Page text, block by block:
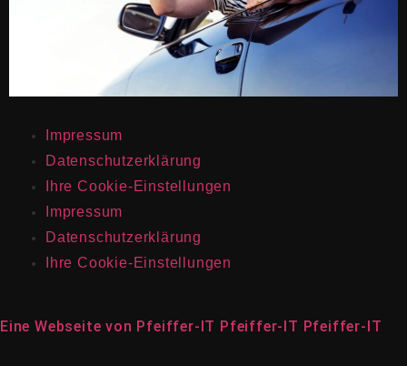
Impressum
Datenschutzerklärung
Ihre Cookie-Einstellungen
Impressum
Datenschutzerklärung
Ihre Cookie-Einstellungen
Eine Webseite von Pfeiffer-IT Pfeiffer-IT Pfeiffer-IT